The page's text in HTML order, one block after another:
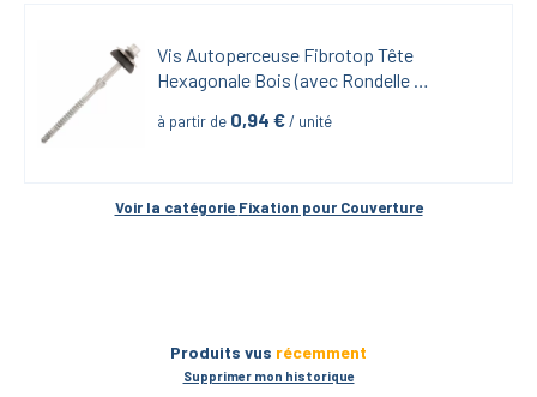
Vis Autoperceuse Fibrotop Tête
Hexagonale Bois (avec Rondelle
à partir de 0,94 € / unité
Voir la catégorie Fixation pour Couverture
Produits vus récemment
Supprimer mon historique